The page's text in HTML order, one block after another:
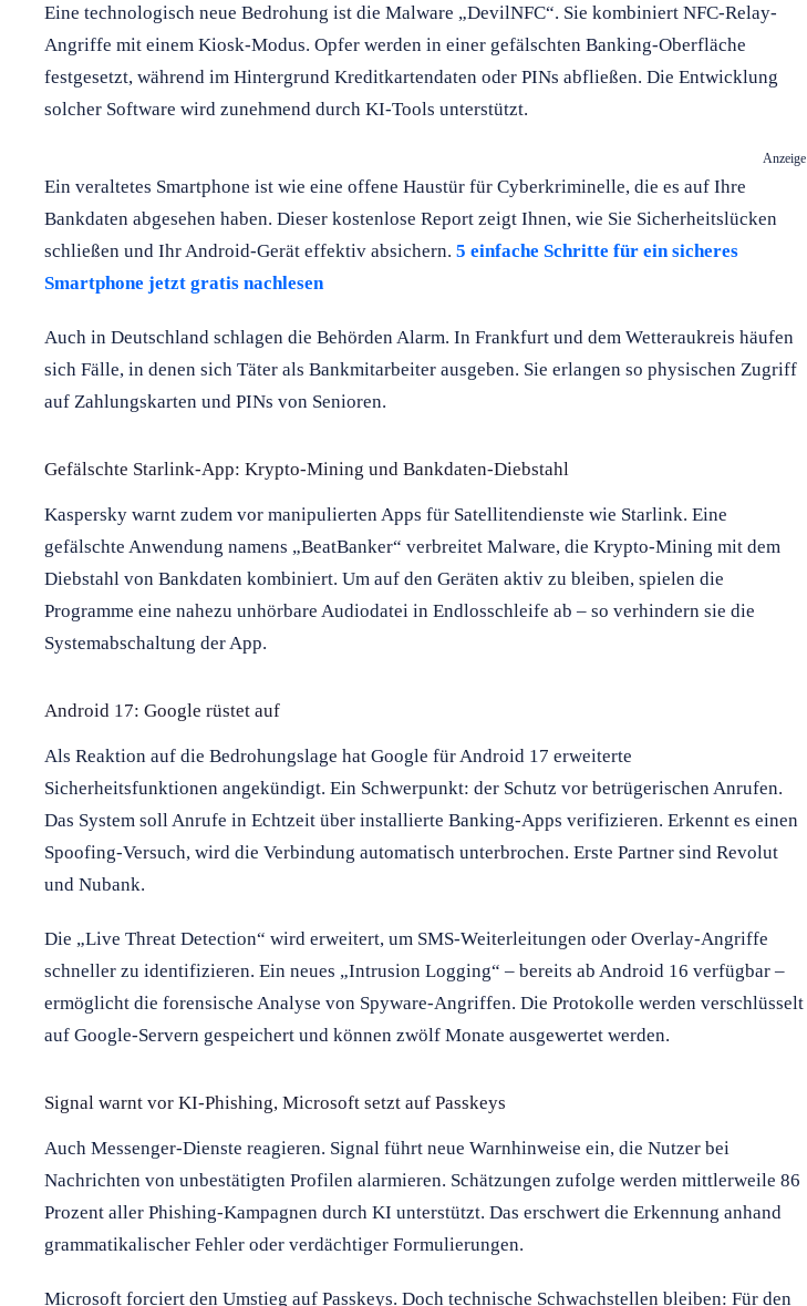
Eine technologisch neue Bedrohung ist die Malware „DevilNFC“. Sie kombiniert NFC-Relay-
Angriffe mit einem Kiosk-Modus. Opfer werden in einer gefälschten Banking-Oberfläche
festgesetzt, während im Hintergrund Kreditkartendaten oder PINs abfließen. Die Entwicklung
solcher Software wird zunehmend durch KI-Tools unterstützt.
Anzeige
Ein veraltetes Smartphone ist wie eine offene Haustür für Cyberkriminelle, die es auf Ihre
Bankdaten abgesehen haben. Dieser kostenlose Report zeigt Ihnen, wie Sie Sicherheitslücken
schließen und Ihr Android-Gerät effektiv absichern. 5 einfache Schritte für ein sicheres
Smartphone jetzt gratis nachlesen
Auch in Deutschland schlagen die Behörden Alarm. In Frankfurt und dem Wetteraukreis häufen
sich Fälle, in denen sich Täter als Bankmitarbeiter ausgeben. Sie erlangen so physischen Zugriff
auf Zahlungskarten und PINs von Senioren.
Gefälschte Starlink-App: Krypto-Mining und Bankdaten-Diebstahl
Kaspersky warnt zudem vor manipulierten Apps für Satellitendienste wie Starlink. Eine
gefälschte Anwendung namens „BeatBanker“ verbreitet Malware, die Krypto-Mining mit dem
Diebstahl von Bankdaten kombiniert. Um auf den Geräten aktiv zu bleiben, spielen die
Programme eine nahezu unhörbare Audiodatei in Endlosschleife ab – so verhindern sie die
Systemabschaltung der App.
Android 17: Google rüstet auf
Als Reaktion auf die Bedrohungslage hat Google für Android 17 erweiterte
Sicherheitsfunktionen angekündigt. Ein Schwerpunkt: der Schutz vor betrügerischen Anrufen.
Das System soll Anrufe in Echtzeit über installierte Banking-Apps verifizieren. Erkennt es einen
Spoofing-Versuch, wird die Verbindung automatisch unterbrochen. Erste Partner sind Revolut
und Nubank.
Die „Live Threat Detection“ wird erweitert, um SMS-Weiterleitungen oder Overlay-Angriffe
schneller zu identifizieren. Ein neues „Intrusion Logging“ – bereits ab Android 16 verfügbar –
ermöglicht die forensische Analyse von Spyware-Angriffen. Die Protokolle werden verschlüsselt
auf Google-Servern gespeichert und können zwölf Monate ausgewertet werden.
Signal warnt vor KI-Phishing, Microsoft setzt auf Passkeys
Auch Messenger-Dienste reagieren. Signal führt neue Warnhinweise ein, die Nutzer bei
Nachrichten von unbestätigten Profilen alarmieren. Schätzungen zufolge werden mittlerweile 86
Prozent aller Phishing-Kampagnen durch KI unterstützt. Das erschwert die Erkennung anhand
grammatikalischer Fehler oder verdächtiger Formulierungen.
Microsoft forciert den Umstieg auf Passkeys. Doch technische Schwachstellen bleiben: Für den